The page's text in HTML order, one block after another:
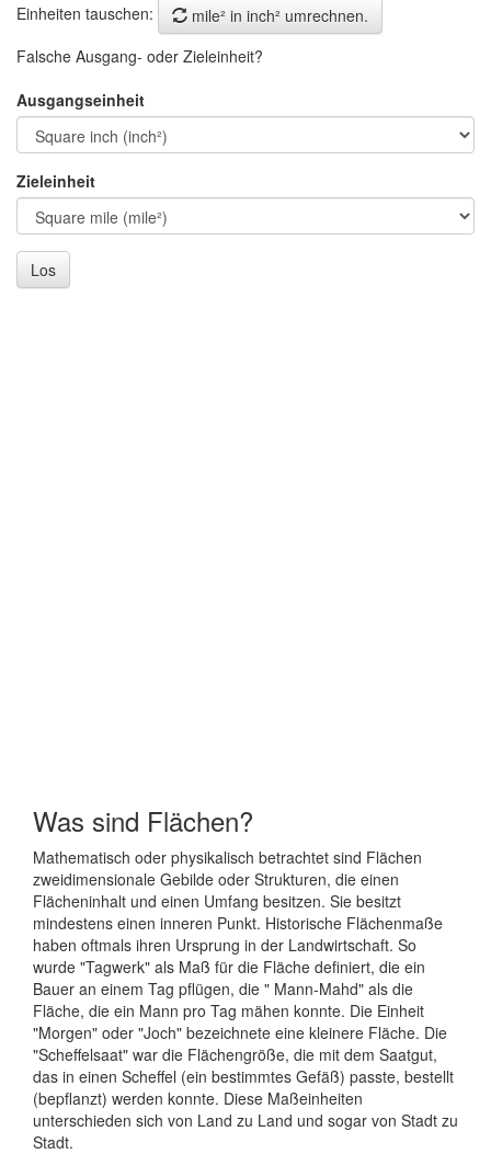
Einheiten tauschen:
mile² in inch² umrechnen.
Falsche Ausgang- oder Zieleinheit?
Ausgangseinheit
Zieleinheit
Los
Was sind Flächen?
Mathematisch oder physikalisch betrachtet sind Flächen
zweidimensionale Gebilde oder Strukturen, die einen
Flächeninhalt und einen Umfang besitzen. Sie besitzt
mindestens einen inneren Punkt. Historische Flächenmaße
haben oftmals ihren Ursprung in der Landwirtschaft. So
wurde "Tagwerk" als Maß für die Fläche definiert, die ein
Bauer an einem Tag pflügen, die " Mann-Mahd" als die
Fläche, die ein Mann pro Tag mähen konnte. Die Einheit
"Morgen" oder "Joch" bezeichnete eine kleinere Fläche. Die
"Scheffelsaat" war die Flächengröße, die mit dem Saatgut,
das in einen Scheffel (ein bestimmtes Gefäß) passte, bestellt
(bepflanzt) werden konnte. Diese Maßeinheiten
unterschieden sich von Land zu Land und sogar von Stadt zu
Stadt.